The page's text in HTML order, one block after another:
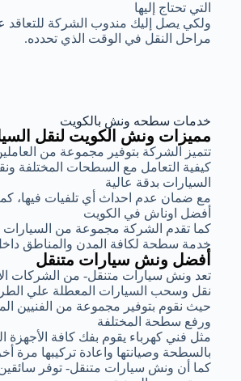
التي تحتاج إليها
ولكي يصل إليك مندوب الشركة للتعاقد
مراحل النقل في الوقت الذي تحدده.
خدمات سطحه ونش بالكويت
مميزات ونش الكويت لنقل
تتميز الشركة بتوفير مجموعة من
كيفية التعامل مع السطحات المختلفة
السيارات بدقة عالية
مع ضمان عدم احداث أي تلفيات فيها،
أفضل اوناش في الكويت
كما تقدم الشركة مجموعة من السيارات
خدمة سطحة لكافة المدن والمناطق
أفضل ونش سيارات متنقل
تعد ونش سيارات متنقل- من الشركات
نقل وسحب السيارات المعطلة علي
حيث نقوم بتوفير مجموعة من الفنيين
ورفع سطحة المختلفة
مثل فني كهرباء يقوم بفك كافة الأجهزة
بالسطحة وصيانتها واعادة تركيبها مرة
كما أن ونش سيارات متنقل- توفر